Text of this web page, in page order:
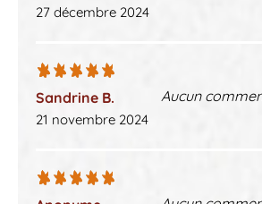
27 décembre 2024
Sandrine B.
21 novembre 2024
Aucun